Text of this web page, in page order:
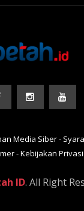
Media Siber-
-Kebijakan Privasi
ID. All Right